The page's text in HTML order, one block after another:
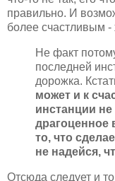
правильно. И
более счастливым -
Не факт
последней
дорожка.
может и к
инстанции не
драгоценное
то, что
не надейся,
Отсюда следует и